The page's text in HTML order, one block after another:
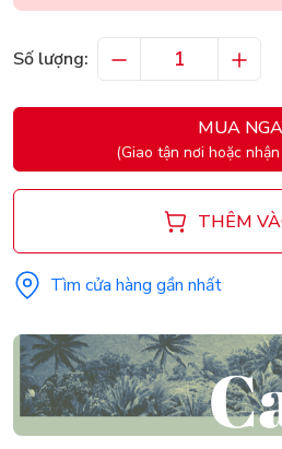
Số lượng:
MUA
(Giao tận nơi hoặc
THÊM
Tìm cửa hàng gần nhất